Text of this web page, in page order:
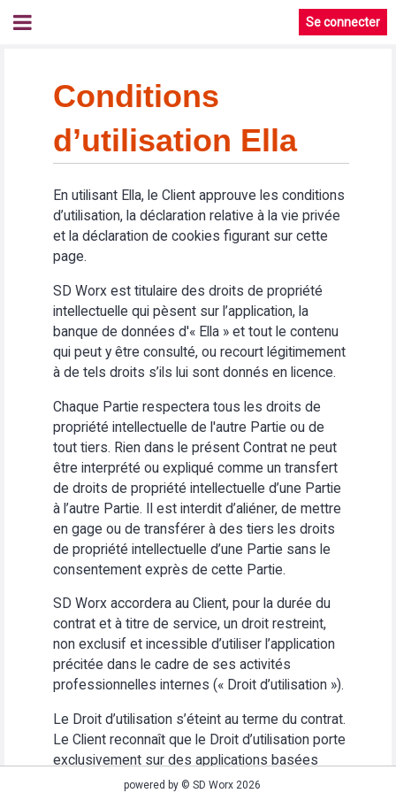
Se connecter
Conditions
d’utilisation Ella
En utilisant Ella, le Client approuve les conditions
d’utilisation, la déclaration relative à la vie privée
et la déclaration de cookies figurant sur cette
page.
SD Worx est titulaire des droits de propriété
intellectuelle qui pèsent sur l’application, la
banque de données d'« Ella » et tout le contenu
qui peut y être consulté, ou recourt légitimement
à de tels droits s’ils lui sont donnés en licence.
Chaque Partie respectera tous les droits de
propriété intellectuelle de l'autre Partie ou de
tout tiers. Rien dans le présent Contrat ne peut
être interprété ou expliqué comme un transfert
de droits de propriété intellectuelle d’une Partie
à l’autre Partie. Il est interdit d’aliéner, de mettre
en gage ou de transférer à des tiers les droits
de propriété intellectuelle d’une Partie sans le
consentement exprès de cette Partie.
SD Worx accordera au Client, pour la durée du
contrat et à titre de service, un droit restreint,
non exclusif et incessible d’utiliser l’application
précitée dans le cadre de ses activités
professionnelles internes (« Droit d’utilisation »).
Le Droit d’utilisation s’éteint au terme du contrat.
Le Client reconnaît que le Droit d’utilisation porte
exclusivement sur des applications basées
Web. Le Client s’abstiendra (i) d’utiliser
powered by © SD Worx 2026